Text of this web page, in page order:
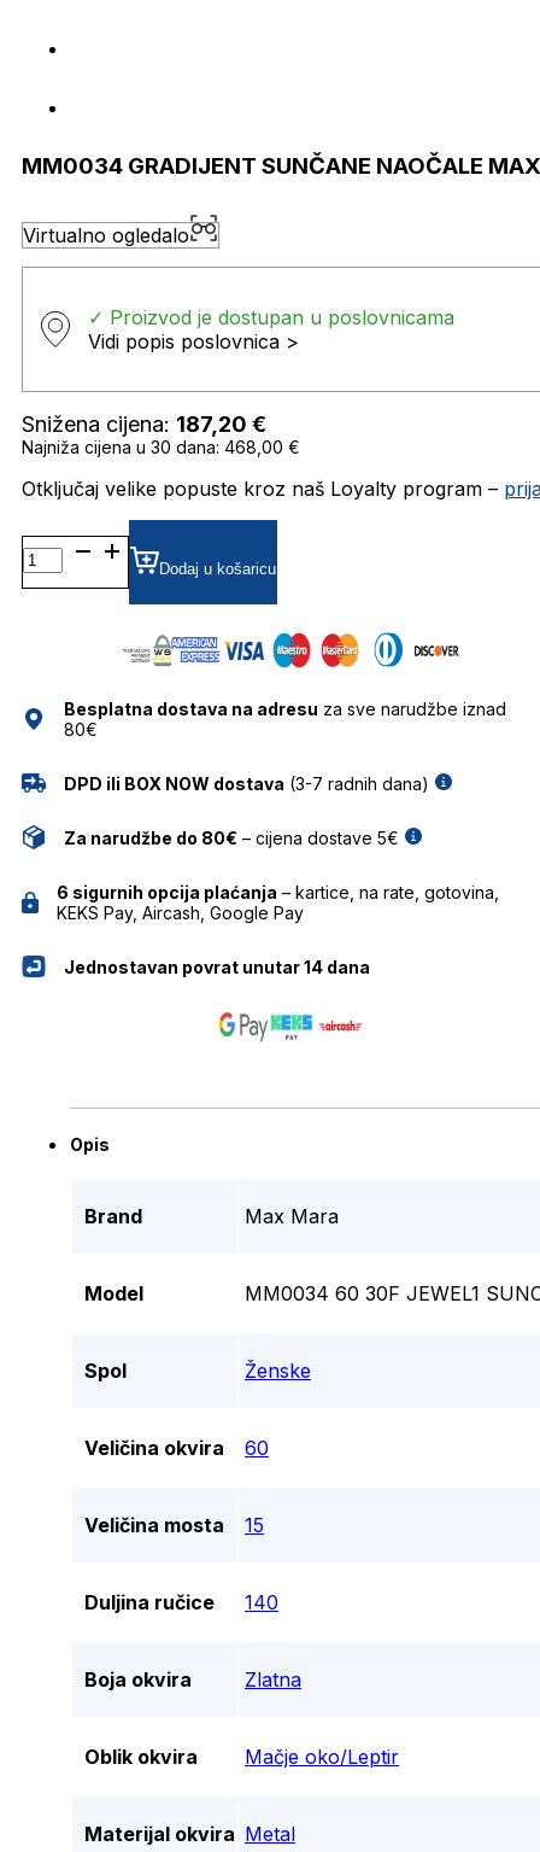
MM0034 GRADIJENT SUNČANE NAOČALE
Virtualno ogledalo
✓ Proizvod je dostupan u poslovnicama
Vidi popis poslovnica >
Snižena cijena: 187,20 €
Najniža cijena u 30 dana: 468,00 €
Otključaj velike popuste kroz naš Loyalty program –
MM0034
GRADIJENT SUNČANE
NAOČALE
Dodaj u košaricu
Besplatna dostava na adresu za sve narudžbe iznad
80€
DPD ili BOX NOW dostava (3-7 radnih dana)
Za narudžbe do 80€ – cijena dostave 5€
6 sigurnih opcija plaćanja – kartice, na rate, gotovina,
KEKS Pay, Aircash, Google Pay
Jednostavan povrat unutar 14 dana
Opis
Brand Max Mara
Model MM0034 60 30F JEWEL1
Spol Ženske
Veličina okvira 60
Veličina mosta 15
Duljina ručice 140
Boja okvira Zlatna
Oblik okvira Mačje oko/Leptir
Materijal okvira Metal